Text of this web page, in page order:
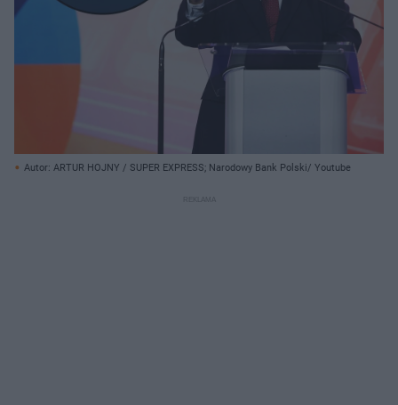
Autor: ARTUR HOJNY / SUPER EXPRESS; Narodowy Bank Polski/ Youtube